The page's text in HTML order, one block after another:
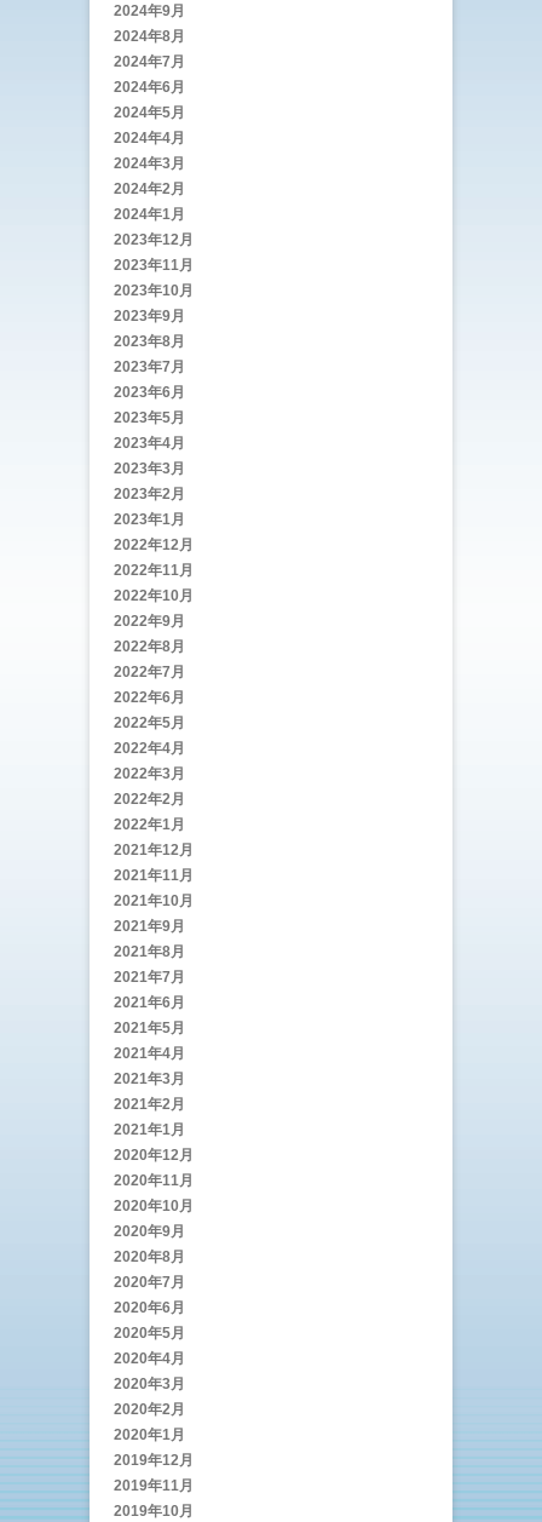
2024年9月
2024年8月
2024年7月
2024年6月
2024年5月
2024年4月
2024年3月
2024年2月
2024年1月
2023年12月
2023年11月
2023年10月
2023年9月
2023年8月
2023年7月
2023年6月
2023年5月
2023年4月
2023年3月
2023年2月
2023年1月
2022年12月
2022年11月
2022年10月
2022年9月
2022年8月
2022年7月
2022年6月
2022年5月
2022年4月
2022年3月
2022年2月
2022年1月
2021年12月
2021年11月
2021年10月
2021年9月
2021年8月
2021年7月
2021年6月
2021年5月
2021年4月
2021年3月
2021年2月
2021年1月
2020年12月
2020年11月
2020年10月
2020年9月
2020年8月
2020年7月
2020年6月
2020年5月
2020年4月
2020年3月
2020年2月
2020年1月
2019年12月
2019年11月
2019年10月